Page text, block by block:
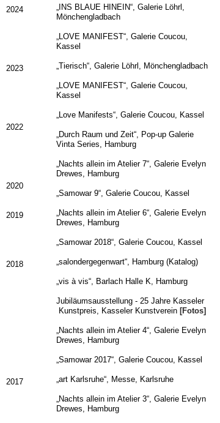
2024
2023
2022
2020
2019
2018
2017
„INS BLAUE HINEIN“, Galerie Löhrl,
Mönchengladbach
„LOVE MANIFEST“, Galerie Coucou,
Kassel
„Tierisch“, Galerie Löhrl, Mönchengladbach
„LOVE MANIFEST“, Galerie Coucou,
Kassel
„Love Manifests“, Galerie Coucou, Kassel
„Durch Raum und Zeit“, Pop-up Galerie
Vinta Series, Hamburg
„Nachts allein im Atelier 7“, Galerie Evelyn
Drewes, Hamburg
„Samowar 9“, Galerie Coucou, Kassel
„Nachts allein im Atelier 6“, Galerie Evelyn
Drewes, Hamburg
„Samowar 2018“, Galerie Coucou, Kassel
„salondergegenwart“, Hamburg (Katalog)
„vis à vis“, Barlach Halle K, Hamburg
Jubiläumsausstellung - 25 Jahre Kasseler
Kunstpreis, Kasseler Kunstverein [Fotos]
„Nachts allein im Atelier 4“, Galerie Evelyn
Drewes, Hamburg
„Samowar 2017“, Galerie Coucou, Kassel
„art Karlsruhe“, Messe, Karlsruhe
„Nachts allein im Atelier 3“, Galerie Evelyn
Drewes, Hamburg